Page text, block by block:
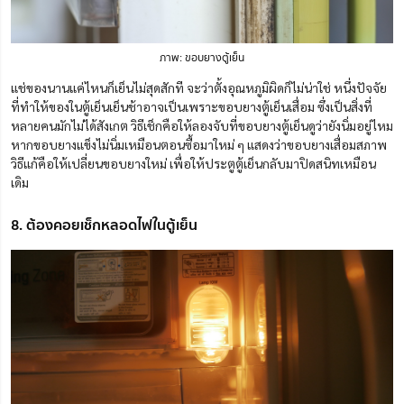
ภาพ: ขอบยางตู้เย็น
แช่ของนานแค่ไหนก็เย็นไม่สุดสักที จะว่าตั้งอุณหภูมิผิดก็ไม่น่าใช่ หนึ่งปัจจัย
ที่ทำให้ของในตู้เย็นเย็นช้าอาจเป็นเพราะขอบยางตู้เย็นเสื่อม ซึ่งเป็นสิ่งที่
หลายคนมักไม่ได้สังเกต วิธีเช็กคือให้ลองจับที่ขอบยางตู้เย็นดูว่ายังนิ่มอยู่ไหม
หากขอบยางแข็งไม่นิ่มเหมือนตอนซื้อมาใหม่ ๆ แสดงว่าขอบยางเสื่อมสภาพ
วิธีแก้คือให้เปลี่ยนขอบยางใหม่ เพื่อให้ประตูตู้เย็นกลับมาปิดสนิทเหมือน
เดิม
8. ต้องคอยเช็กหลอดไฟในตู้เย็น